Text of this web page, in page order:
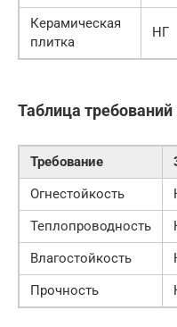
Керамическая
плитка
НГ
Таблица
Требование
Огнестойкость
Теплопроводность
Влагостойкость
Прочность